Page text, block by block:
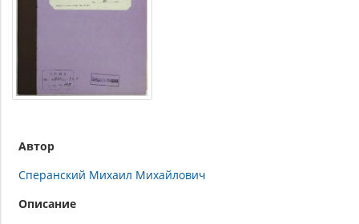
Автор
Сперанский Михаил Михайлович
Описание